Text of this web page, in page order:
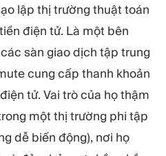
lập thị trường thuật toán
điện tử. Là một bên
sàn giao dịch tập trung
cung cấp thanh khoản
tử. Vai trò của họ thậm
một thị trường phi tập
dễ biến động), nơi họ